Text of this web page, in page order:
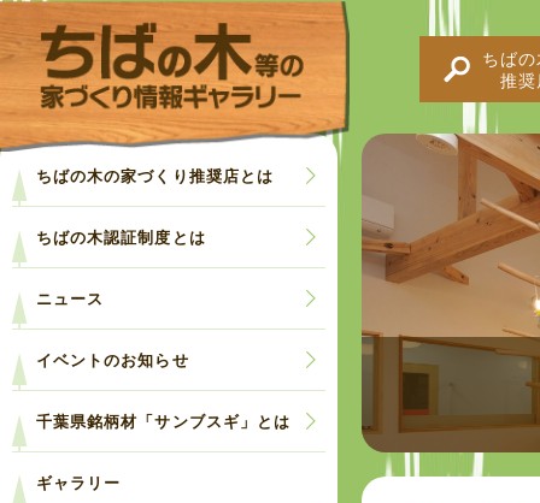
ちば
推
ちばの木の家づくり推奨店とは
ちばの木認証制度とは
ニュース
イベントのお知らせ
千葉県銘柄材「サンブスギ」とは
ギャラリー